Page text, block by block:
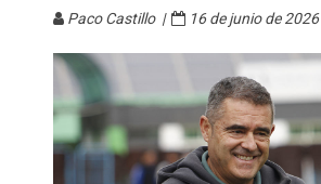
Paco Castillo | 16 de junio de 2026